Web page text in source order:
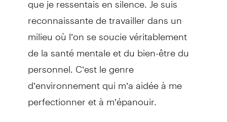
reconnaissante de travailler dans un
milieu où l’on se soucie véritablement
de la santé mentale et du bien-être du
personnel. C’est le genre
d’environnement qui m’a aidée à me
perfectionner et à m’épanouir.